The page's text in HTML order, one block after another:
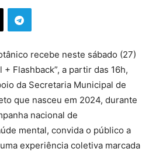
recebe neste sábado (27)
+ Flashback”, a partir das 16h,
da Secretaria Municipal de
que nasceu em 2024, durante
nacional de
mental, convida o público a
experiência coletiva marcada